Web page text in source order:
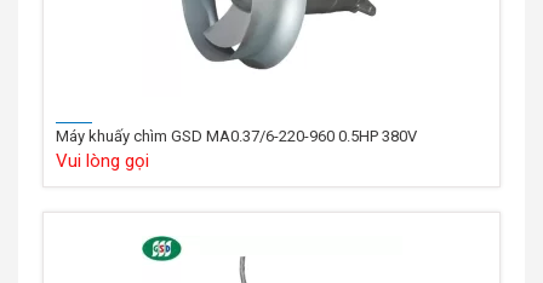
Máy khuấy chìm GSD MA0.37/6-220-960 0.5HP 380V
Vui lòng gọi